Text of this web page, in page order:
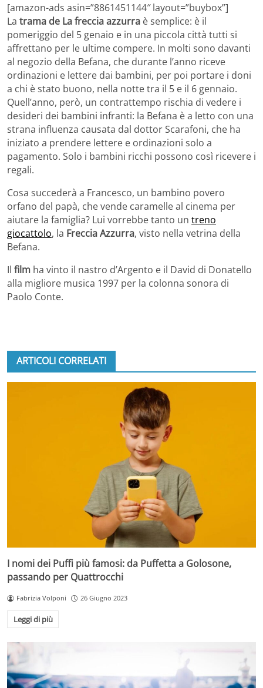
[amazon-ads asin=”8861451144″ layout=”buybox”]
La trama de La freccia azzurra è semplice: è il
pomeriggio del 5 genaio e in una piccola città tutti si
affrettano per le ultime compere. In molti sono davanti
al negozio della Befana, che durante l’anno riceve
ordinazioni e lettere dai bambini, per poi portare i doni
a chi è stato buono, nella notte tra il 5 e il 6 gennaio.
Quell’anno, però, un contrattempo rischia di vedere i
desideri dei bambini infranti: la Befana è a letto con una
strana influenza causata dal dottor Scarafoni, che ha
iniziato a prendere lettere e ordinazioni solo a
pagamento. Solo i bambini ricchi possono così ricevere i
regali.
Cosa succederà a Francesco, un bambino povero
orfano del papà, che vende caramelle al cinema per
aiutare la famiglia? Lui vorrebbe tanto un treno
giocattolo, la Freccia Azzurra, visto nella vetrina della
Befana.
Il film ha vinto il nastro d’Argento e il David di Donatello
alla migliore musica 1997 per la colonna sonora di
Paolo Conte.
ARTICOLI CORRELATI
I nomi dei Puffi più famosi: da Puffetta a Golosone,
passando per Quattrocchi
Fabrizia Volponi 26 Giugno 2023
Leggi di più